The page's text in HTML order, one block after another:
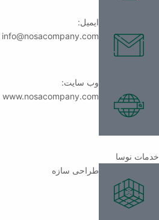
ایمیل:
info@nosacompany.com
وب سایت:
www.nosacompany.com
خدمات نوسا
طراحی سازه